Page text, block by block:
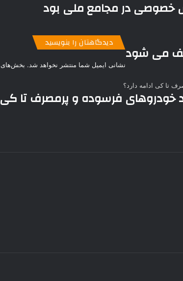
خصوصی در مجامع ملی بود
می شود
خودروهای فرسوده و پرمصرف تا کی
دیدگاهتان را بنویسید
نشانی ایمیل شما منتشر نخواهد شد. بخش‌های